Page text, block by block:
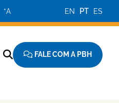
+A EN PT ES
FALE COM A PBH